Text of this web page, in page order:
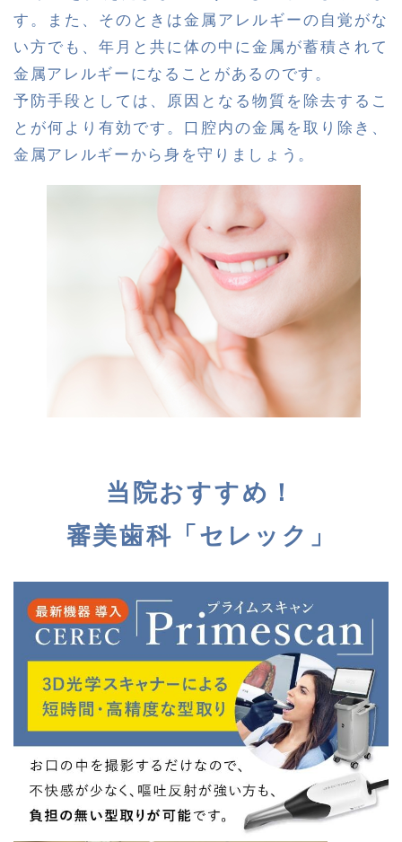
す。また、そのときは金属アレルギーの自覚がな
い方でも、年月と共に体の中に金属が蓄積されて
金属アレルギーになることがあるのです。
予防手段としては、原因となる物質を除去するこ
とが何より有効です。口腔内の金属を取り除き、
金属アレルギーから身を守りましょう。
当院おすすめ！
審美歯科「セレック」